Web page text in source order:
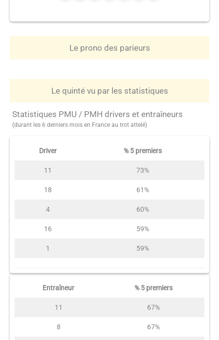
Le prono des parieurs
Le quinté vu par les statistiques
Statistiques PMU / PMH drivers et entraîneurs
(durant les 6 derniers mois en France au trot attelé)
Driver % 5 premiers
11 73%
18 61%
4 60%
16 59%
1 59%
Entraîneur % 5 premiers
11 67%
8 67%